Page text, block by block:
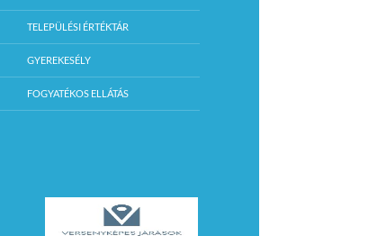
TELEPÜLÉSI ÉRTÉKTÁR
GYEREKESÉLY
FOGYATÉKOS ELLÁTÁS